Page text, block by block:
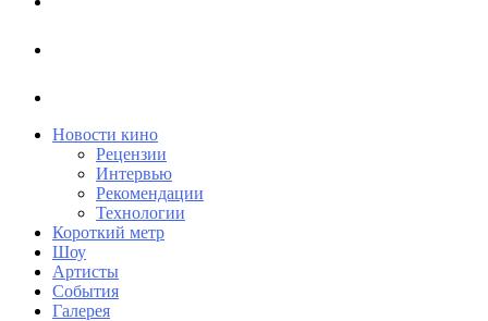
Новости кино
Рецензии
Интервью
Рекомендации
Технологии
Короткий метр
Шоу
Артисты
События
Галерея